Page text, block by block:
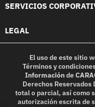
SERVICIOS
LEGAL
El uso de este sitio
Términos y
Informaciónde
Derechos Reservados
total o parcial, así como
autorización escrita de